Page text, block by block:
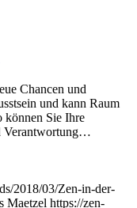
Chancen und
und kann Raum
können Sie Ihre
Verantwortung…
2018/03/Zen-in-der-
Maetzel https://zen-